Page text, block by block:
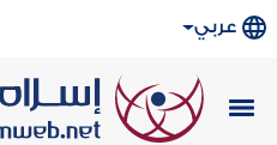
عربي